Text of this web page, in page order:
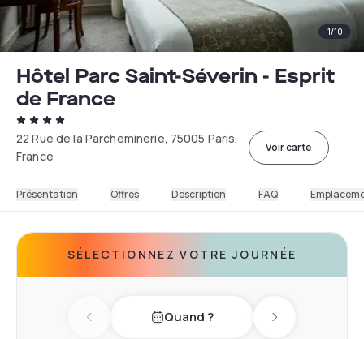
1/10
Hôtel Parc Saint-Séverin - Esprit
de France
22 Rue de la Parcheminerie, 75005 Paris,
France
Voir carte
Présentation Offres Description FAQ
SÉLECTIONNEZ VOTRE JOURNÉE
Previous dayQuand ? Next day